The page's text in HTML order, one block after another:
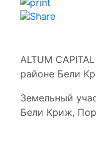
ALTUM
районе Бели
Земельный
Бели Криж,